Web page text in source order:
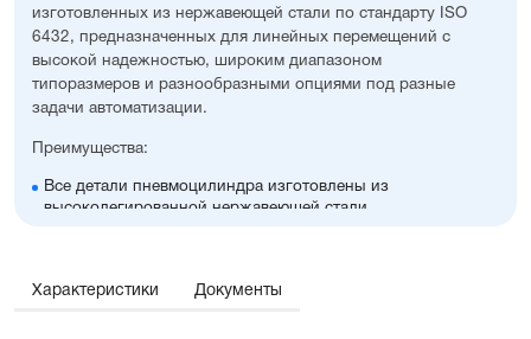
изготовленных из нержавеющей стали по стандарту ISO
6432, предназначенных для линейных перемещений с
высокой надежностью, широким диапазоном
типоразмеров и разнообразными опциями под разные
задачи автоматизации.
Преимущества:
Все детали пневмоцилиндра изготовлены из
высоколегированной нержавеющей стали
Диапазон диаметров поршня: 8....25 мм
Характеристики Документы